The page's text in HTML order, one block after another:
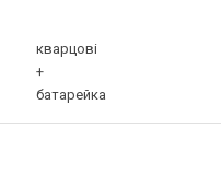
кварцові
+
батарейка